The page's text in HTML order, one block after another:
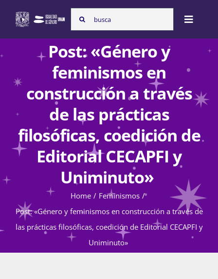
content
Search
for:
Toggle
Inicio
Nosotras
Programas
Atención de la violencia de género
Cursos
Actividades
Post: «Género y
feminismos en
construcción a través
de las prácticas
filosóficas, coedición de
Editorial CECAPFI y
Uniminuto»
Home
Feminismos
Post: «Género y feminismos en construcción a través de
las prácticas filosóficas, coedición de Editorial CECAPFI y
Uniminuto»